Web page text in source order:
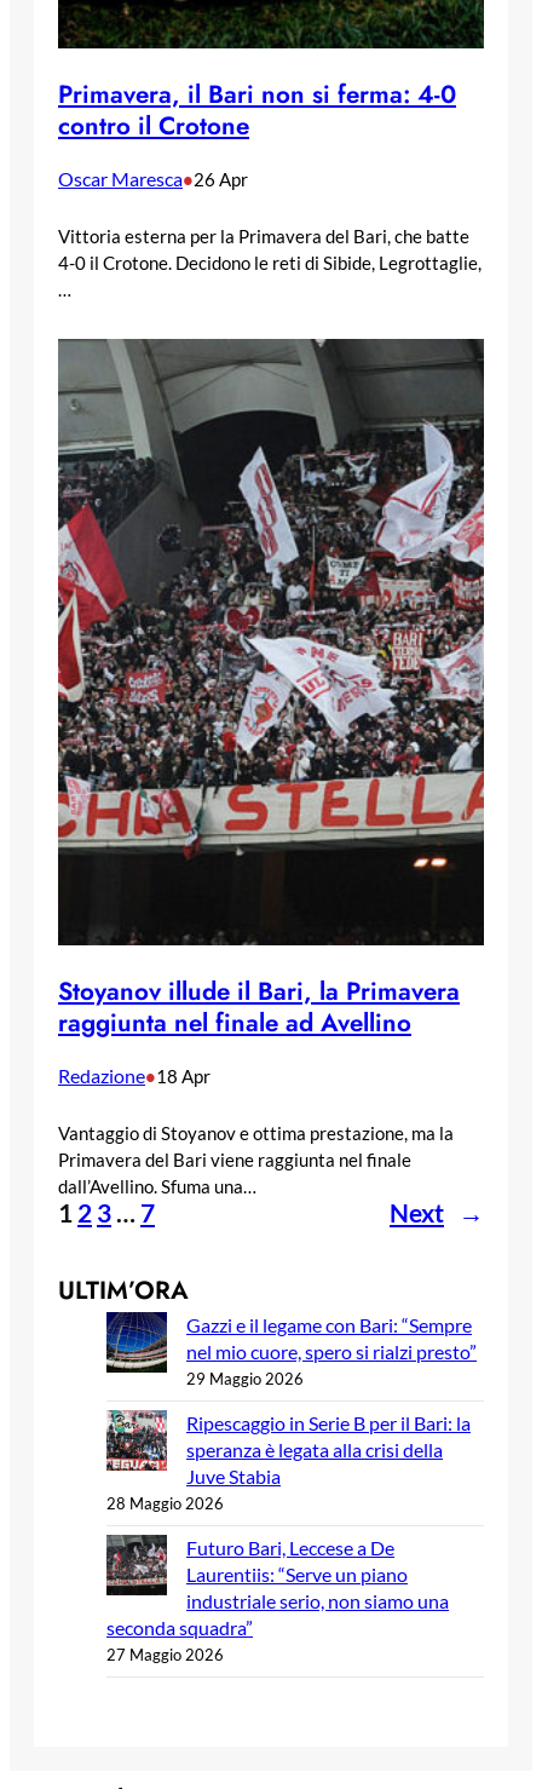
Primavera, il Bari non si ferma: 4-0
contro il Crotone
Oscar Maresca•26 Apr
Vittoria esterna per la Primavera del Bari, che batte
4-0 il Crotone. Decidono le reti di Sibide, Legrottaglie,
…
Stoyanov illude il Bari, la Primavera
raggiunta nel finale ad Avellino
Redazione•18 Apr
Vantaggio di Stoyanov e ottima prestazione, ma la
Primavera del Bari viene raggiunta nel finale
dall’Avellino. Sfuma una…
1 2 3 … 7 Next →
ULTIM’ORA
Gazzi e il legame con Bari: “Sempre
nel mio cuore, spero si rialzi presto”
29 Maggio 2026
Ripescaggio in Serie B per il Bari: la
speranza è legata alla crisi della
Juve Stabia
28 Maggio 2026
Futuro Bari, Leccese a De
Laurentiis: “Serve un piano
industriale serio, non siamo una
seconda squadra”
27 Maggio 2026